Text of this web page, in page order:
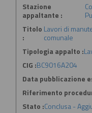
Stazione
appaltante :
Titolo
:
Lavori di
comunale
Tipologia appalto :
CIG :BC9016A204
Data pubblicazione
Riferimento
Stato :Conclusa -